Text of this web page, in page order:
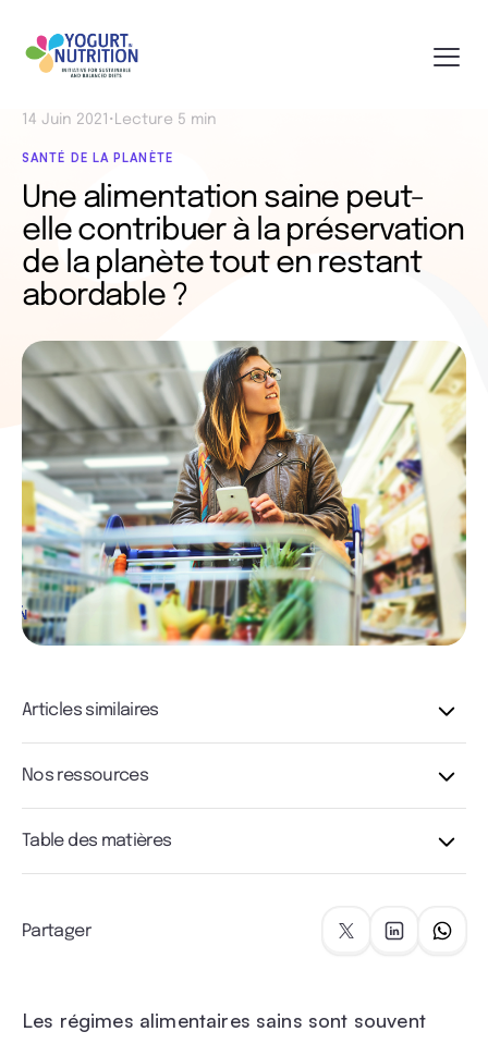
14 Juin 2021 • Lecture 5 min
SANTÉ DE LA PLANÈTE
Une alimentation saine peut-
elle contribuer à la préservation
de la planète tout en restant
abordable ?
Articles similaires
Nos ressources
Table des matières
Partager
Les régimes alimentaires sains sont souvent